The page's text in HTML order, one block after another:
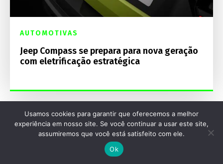
AUTOMOTIVAS
Jeep Compass se prepara para nova geração
com eletrificação estratégica
Usamos cookies para garantir que oferecemos a melhor
experiência em nosso site. Se você continuar a usar este site,
assumiremos que você está satisfeito com ele.
Ok